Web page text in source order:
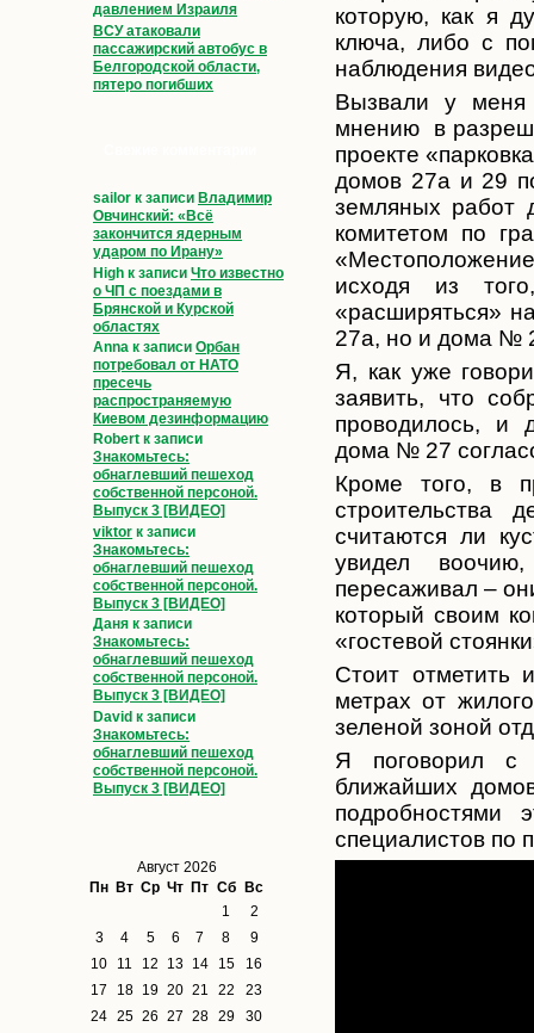
давлением Израиля
ВСУ атаковали
пассажирский автобус в
Белгородской области,
пятеро погибших
sailor к записи Владимир
Овчинский: «Всё
закончится ядерным
ударом по Ирану»
High к записи Что известно
о ЧП с поездами в
Брянской и Курской
областях
Anna к записи Орбан
потребовал от НАТО
пресечь
распространяемую
Киевом дезинформацию
Robert к записи
Знакомьтесь:
обнаглевший пешеход
собственной персоной.
Выпуск 3 [ВИДЕО]
viktor к записи
Знакомьтесь:
обнаглевший пешеход
собственной персоной.
Выпуск 3 [ВИДЕО]
Даня к записи
Знакомьтесь:
обнаглевший пешеход
собственной персоной.
Выпуск 3 [ВИДЕО]
David к записи
Знакомьтесь:
обнаглевший пешеход
собственной персоной.
Выпуск 3 [ВИДЕО]
Август 2026
Пн Вт Ср Чт Пт Сб Вс
1
2
3
4 5 6 7 8
9
10
11 12 13 14 15
16
17
18 19 20 21 22
23
24 25 26 27 28 29
30
которую, как я
ключа, либо с
наблюдения
Вызвали у меня
мнению в
проекте
домов 27а и 29
земляных работ
комитетом по
исходя из
«расширяться»
27а, но и дома №
Я, как уже
заявить, что
проводилось, и
дома № 27
Кроме того, в
считаются ли
увидел
пересаживал –
который своим
«гостевой
Стоит отметить
метрах от
зеленой зоной
Я поговорил с
ближайших
специалистов по